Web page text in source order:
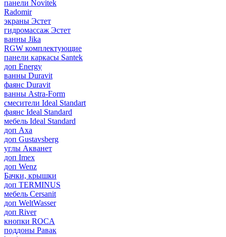
панели Novitek
Radomir
экраны Эстет
гидромассаж Эстет
ванны Jika
RGW комплектующие
панели каркасы Santek
доп Energy
ванны Duravit
фаянс Duravit
ванны Astra-Form
смесители Ideal Standart
фаянс Ideal Standard
мебель Ideal Standard
доп Axa
доп Gustavsberg
углы Акванет
доп Imex
доп Wenz
Бачки, крышки
доп TERMINUS
мебель Cersanit
доп WeltWasser
доп River
кнопки ROCA
поддоны Равак